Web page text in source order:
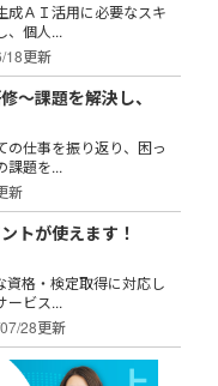
成ＡＩ活用に必要なスキ
、個人...
18更新
～課題を解決し、
の仕事を振り返り、困っ
課題を...
新
トが使えます！
資格・検定取得に対応し
ービス...
28更新